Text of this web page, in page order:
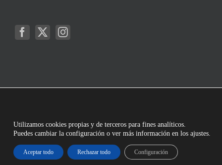
Utilizamos cookies propias y de terceros para fines analíticos.
Puedes cambiar la configuración o ver más información en los ajustes.
Aceptar todo Rechazar todo Configuración